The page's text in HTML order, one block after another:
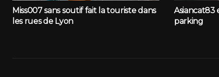
Miss007 sans soutif fait la touriste dans
les rues de Lyon
Asiancat83
parking